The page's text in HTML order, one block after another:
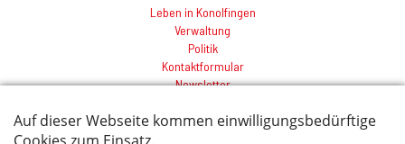
Leben in Konolfingen
Verwaltung
Politik
Kontaktformular
Newsletter
Sitemap